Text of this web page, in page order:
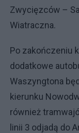
Zwycięzców –
Wiatraczna.
Po zakończeniu
dodatkowe
Waszyngtona
kierunku
również
linii 3 odjadą do